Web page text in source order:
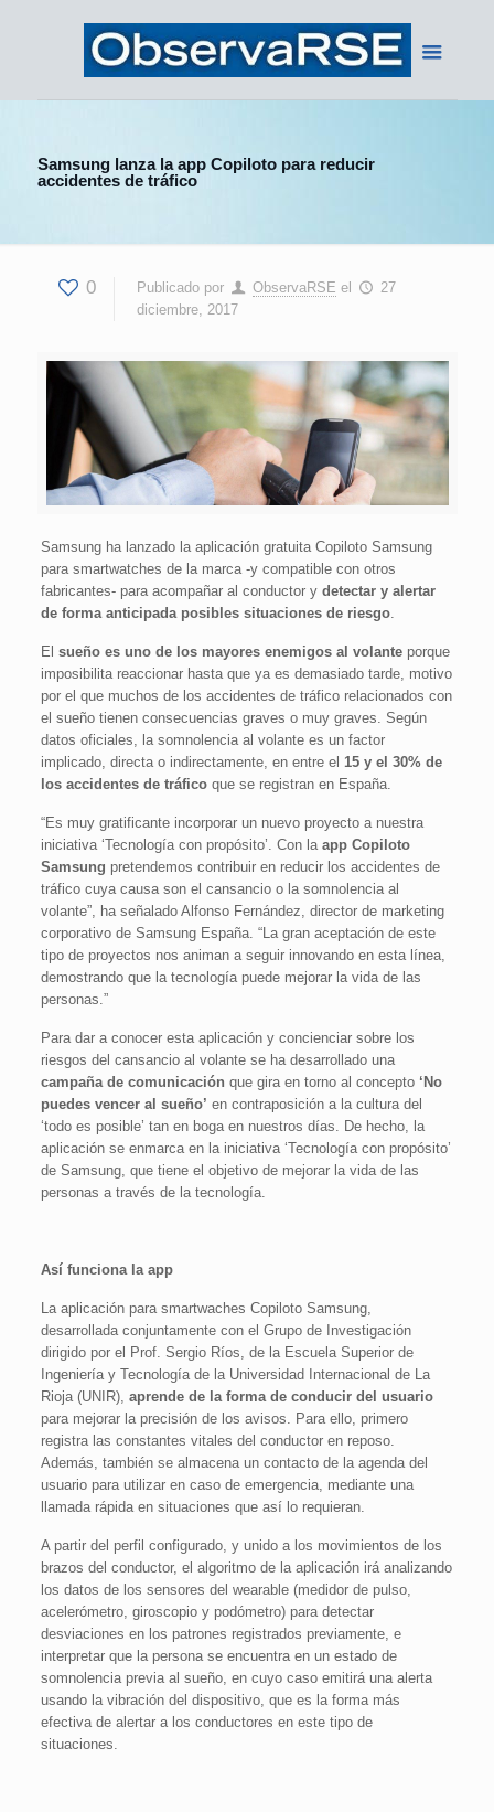
Samsung lanza la app Copiloto para reducir
accidentes de tráfico
0 Publicado por ObservaRSE el
27
diciembre, 2017
Samsung ha lanzado la aplicación gratuita Copiloto Samsung
para smartwatches de la marca -y compatible con otros
fabricantes- para acompañar al conductor ydetectar y alertar
de forma anticipada posibles situaciones de riesgo.
Elsueño es uno de los mayores enemigos al volante porque
imposibilita reaccionar hasta que ya es demasiado tarde, motivo
por el que muchos de los accidentes de tráfico relacionados con
el sueño tienen consecuencias graves o muy graves. Según
datos oficiales, la somnolencia al volante es un factor
implicado, directa o indirectamente, en entre el15 y el 30% de
los accidentes de tráfico que se registran en España.
“Es muy gratificante incorporar un nuevo proyecto a nuestra
iniciativa ‘Tecnología con propósito’. Con laapp Copiloto
Samsung pretendemos contribuir en reducir los accidentes de
tráfico cuya causa son el cansancio o la somnolencia al
volante”, ha señalado Alfonso Fernández, director de marketing
corporativo de Samsung España. “La gran aceptación de este
tipo de proyectos nos animan a seguir innovando en esta línea,
demostrando que la tecnología puede mejorar la vida de las
personas.”
Para dar a conocer esta aplicación y concienciar sobre los
riesgos del cansancio al volante se ha desarrollado una
campaña de comunicación que gira en torno al concepto ‘No
puedes vencer al sueño’ en contraposición a la cultura del
‘todo es posible’ tan en boga en nuestros días. De hecho, la
aplicación se enmarca en la iniciativa ‘Tecnología con propósito’
de Samsung, que tiene el objetivo de mejorar la vida de las
personas a través de la tecnología.
Así funciona la app
La aplicación para smartwaches Copiloto Samsung,
desarrollada conjuntamente con el Grupo de Investigación
dirigido por el Prof. Sergio Ríos, de la Escuela Superior de
Ingeniería y Tecnología de la Universidad Internacional de La
Rioja (UNIR),aprende de la forma de conducir del usuario
para mejorar la precisión de los avisos. Para ello, primero
registra las constantes vitales del conductor en reposo.
Además, también se almacena un contacto de la agenda del
usuario para utilizar en caso de emergencia, mediante una
llamada rápida en situaciones que así lo requieran.
A partir del perfil configurado, y unido a los movimientos de los
brazos del conductor, el algoritmo de la aplicación irá analizando
los datos de los sensores del wearable (medidor de pulso,
acelerómetro, giroscopio y podómetro) para detectar
desviaciones en los patrones registrados previamente, e
interpretar que la persona se encuentra en un estado de
somnolencia previa al sueño, en cuyo caso emitirá una alerta
usando la vibración del dispositivo, que es la forma más
efectiva de alertar a los conductores en este tipo de
situaciones.